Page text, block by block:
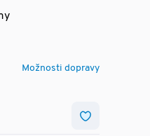
Možnosti dopravy